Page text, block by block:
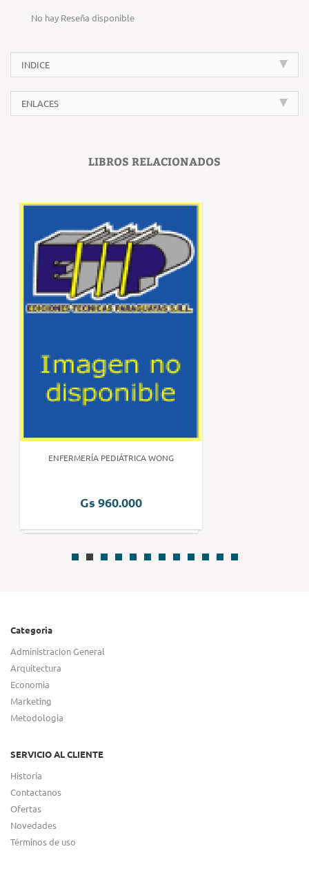
No hay Reseña disponible
INDICE
ENLACES
LIBROS RELACIONADOS
ENFERMERÍA PEDIÁTRICA WONG
Gs 960.000
Categoria
Administracion General
Arquitectura
Economia
Marketing
Metodologia
SERVICIO AL CLIENTE
Historia
Contactanos
Ofertas
Novedades
Términos de uso